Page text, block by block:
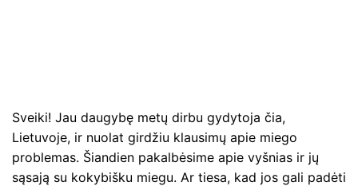
Sveiki! Jau daugybę metų dirbu gydytoja čia,
Lietuvoje, ir nuolat girdžiu klausimų apie miego
problemas. Šiandien pakalbėsime apie vyšnias ir jų
sąsają su kokybišku miegu. Ar tiesa, kad jos gali padėti